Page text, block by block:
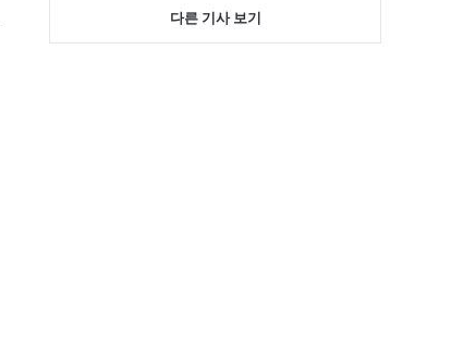
다른 기사 보기